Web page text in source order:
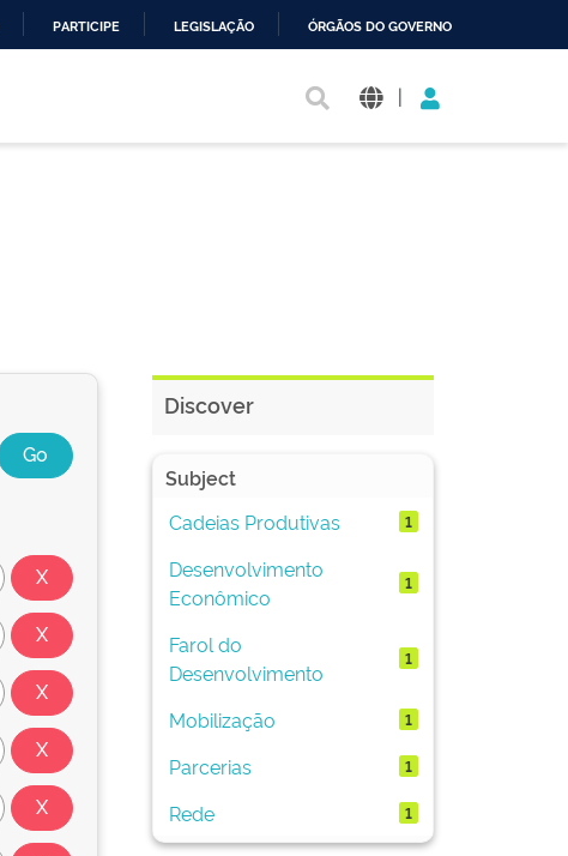
PARTICIPE LEGISLAÇÃO ÓRGÃOS DO GOVERNO
|
Discover
Subject
Cadeias Produtivas
1
Desenvolvimento
Econômico
1
Farol do
Desenvolvimento
1
Mobilização 1
Parcerias 1
Rede 1